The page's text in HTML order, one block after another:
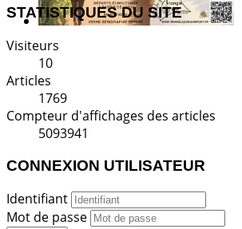
STATISTIQUES DU SITE
Visiteurs
10
Articles
1769
Compteur d'affichages des articles
5093941
CONNEXION UTILISATEUR
Identifiant
Mot de passe